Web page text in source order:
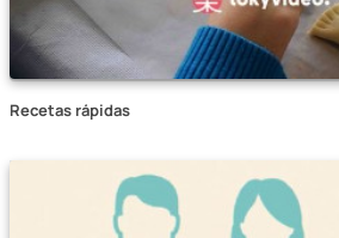
Recetas rápidas